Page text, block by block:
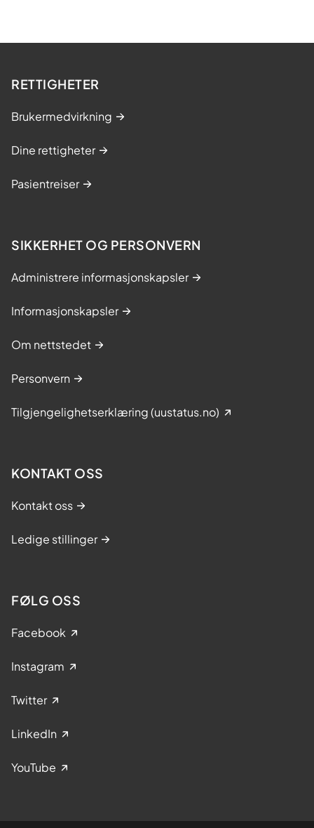
RETTIGHETER
Brukermedvirkning
Dine rettigheter
Pasientreiser
SIKKERHET OG PERSONVERN
Administrere informasjonskapsler
Informasjonskapsler
Om nettstedet
Personvern
Tilgjengelighetserklæring (uustatus.no)
KONTAKT OSS
Kontakt oss
Ledige stillinger
FØLG OSS
Facebook
Instagram
Twitter
LinkedIn
YouTube